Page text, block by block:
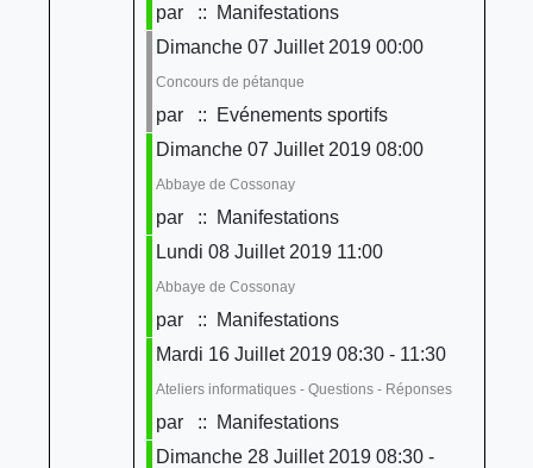
par
:: Manifestations
Dimanche 07 Juillet 2019 00:00
Concours de pétanque
par
:: Evénements sportifs
Dimanche 07 Juillet 2019 08:00
Abbaye de Cossonay
par
:: Manifestations
Lundi 08 Juillet 2019 11:00
Abbaye de Cossonay
par
:: Manifestations
Mardi 16 Juillet 2019 08:30 - 11:30
Ateliers informatiques - Questions - Réponses
par
:: Manifestations
Dimanche 28 Juillet 2019 08:30 -